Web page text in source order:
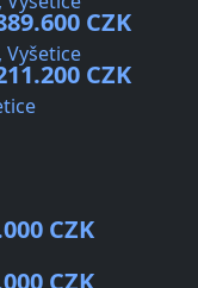
CZK
Vyšetice
CZK
CZK